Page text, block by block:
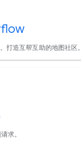
打造互帮互助的地图社区。
求。